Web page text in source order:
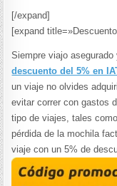
[/expand]
[expand
Siempre viajo
descuento del 5% en
un viaje no olvides
evitar correr con gastos
tipo de viajes, tales
pérdida de la mochila
viaje con un 5% de